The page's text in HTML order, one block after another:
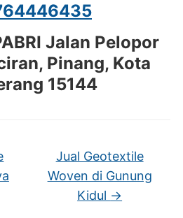
Jalan Pelopor
Pinang, Kota
15144
Jual Geotextile
Woven di Gunung
Kidul →